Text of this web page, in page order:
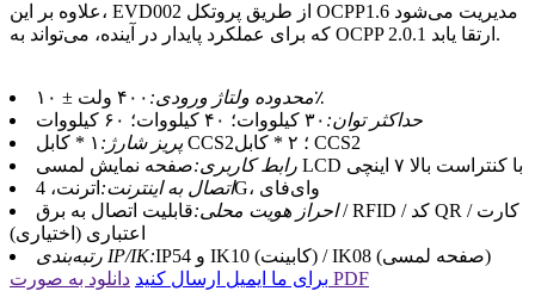
علاوه بر این، EVD002 از طریق پروتکل OCPP1.6 مدیریت می‌شود
که برای عملکرد پایدار در آینده، می‌تواند به OCPP 2.0.1 ارتقا یابد.
محدوده ولتاژ ورودی:۴۰۰ ولت ± ۱۰٪
حداکثر توان: ۳۰ کیلووات؛ ۴۰ کیلووات؛ ۶۰ کیلووات
پریز شارژ:
۱ * کابل CCS2؛ ۲ * کابل CCS2
رابط کاربری:
صفحه نمایش لمسی LCD با کنتراست بالا ۷ اینچی
اتصال به اینترنت:
اترنت، 4G، وای‌فای
احراز هویت محلی:قابلیت اتصال به برق / RFID / کد QR / کارت
اعتباری (اختیاری)
رتبه‌بندی IP/IK:
IP54 و IK10 (کابینت) / IK08 (صفحه لمسی)
برای ما ایمیل ارسال کنید دانلود به صورت PDF